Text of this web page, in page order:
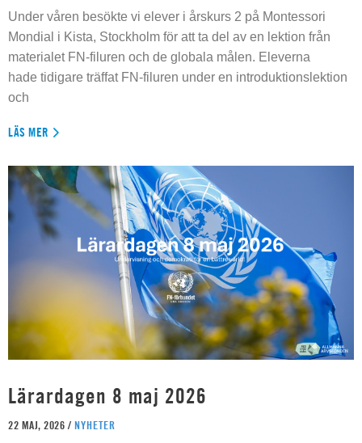
Under våren besökte vi elever i årskurs 2 på Montessori
Mondial i Kista, Stockholm för att ta del av en lektion från
materialet FN-filuren och de globala målen. Eleverna
hade tidigare träffat FN-filuren under en introduktionslektion
och
LÄS MER
Lärardagen 8 maj 2026
22 MAJ, 2026 / NYHETER